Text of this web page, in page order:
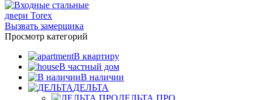
Вызвать замерщика
Просмотр категорий
В квартиру
В частный дом
В наличии
ДЕЛЬТА
ДЕЛЬТА ПРО